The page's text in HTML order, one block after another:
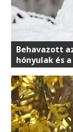
Behavazott
hónyulak és